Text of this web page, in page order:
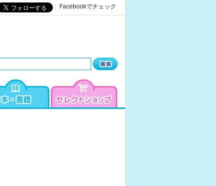
Facebookでチェック